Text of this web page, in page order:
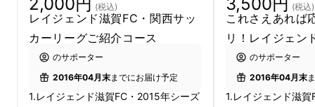
へ。〜」というスローガンを掲げてスポーツ振
興に取り組んでいます。
【Jリーグ百年構想】
・あなたの町に、緑の芝生におおわれた広場や
スポーツ施設をつくること。
(税込)
レイジェンド滋賀FC・関西サッ
カーリーグご紹介コース
のサポーター
2016年04月末までにお届け予定
1.レイジェンド滋賀FC・2015年シーズ
(税込)
これさえあれば
リ！レイジェン
のサポーター
2016年04月末
1.レイジェンド滋賀